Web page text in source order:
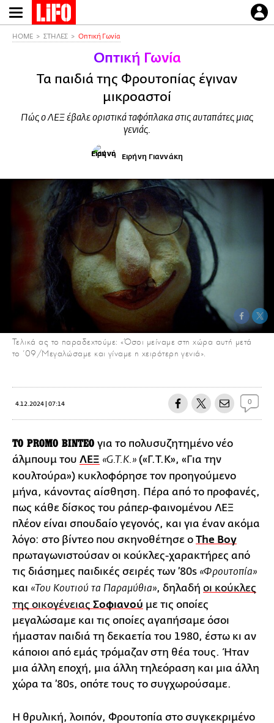
Παράκαμψη
προς
HOME ΣΤΗΛΕΣ Οπτική Γωνία
Οπτική Γωνία
Τα παιδιά της Φρουτοπίας έγιναν
μικροαστοί
Πώς ο ΛΕΞ έβαλε οριστικά ταφόπλακα στις αυταπάτες μιας
γενιάς.
Ειρήνη Γιαννάκη
​Τελικά ας το παραδεχτούμε: «Όσοι μείναμε στη χώρα αυτή μετά
το ’09/Μεγαλώσαμε και γίναμε η χειρότερη γενιά». ​
4.12.2024 | 07:14 0
ΤΟ PROMO ΒΙΝΤΕΟ για το πολυσυζητημένο νέο
άλμπουμ του ΛΕΞ «G.T.K.» («Γ.Τ.Κ», «Για την
κουλτούρα») κυκλοφόρησε τον προηγούμενο
μήνα, κάνοντας αίσθηση. Πέρα από το προφανές,
πως κάθε δίσκος του ράπερ-φαινομένου ΛΕΞ
πλέον είναι σπουδαίο γεγονός, και για έναν ακόμα
λόγο: στο βίντεο που σκηνοθέτησε ο The Boy
πρωταγωνιστούσαν οι κούκλες-χαρακτήρες από
τις διάσημες παιδικές σειρές των ’80s «Φρουτοπία»
και «Του Κουτιού τα Παραμύθια», δηλαδή οι κούκλες
της οικογένειας Σοφιανού με τις οποίες
μεγαλώσαμε και τις οποίες αγαπήσαμε όσοι
ήμασταν παιδιά τη δεκαετία του 1980, έστω κι αν
κάποιοι από εμάς τρόμαζαν στη θέα τους. Ήταν
μια άλλη εποχή, μια άλλη τηλεόραση και μια άλλη
χώρα τα ’80s, οπότε τους το συγχωρούσαμε.
Η θρυλική, λοιπόν, Φρουτοπία στο συγκεκριμένο